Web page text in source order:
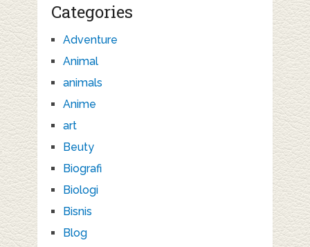
Categories
Adventure
Animal
animals
Anime
art
Beuty
Biografi
Biologi
Bisnis
Blog